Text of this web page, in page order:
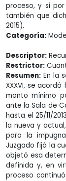
proceso, y si
también que
2015).
Categoría:
Descriptor:
Restrictor:
Resumen: En la
XXXVI, se
monto mínimo
ante la Sala de
hasta el 25/11/
la nueva y
para la
Juzgado fijó la
objetó esa
definida y, en
proceso